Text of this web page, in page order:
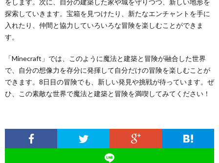
探索していきます。宝箱を見つけたり、新たなエンチャントを手に
入れたり、仲間と協力していろいろな冒険を楽しむことができま
す。
「Minecraft」では、このように魔法と建築と冒険が融合した世界
で、自分の想像力を存分に発揮して自分だけの冒険を楽しむことが
できます。8日目の冒険でも、新しい発見や挑戦が待っています。ぜ
ひ、この素敵な世界で魔法と建築と冒険を満喫してみてください！